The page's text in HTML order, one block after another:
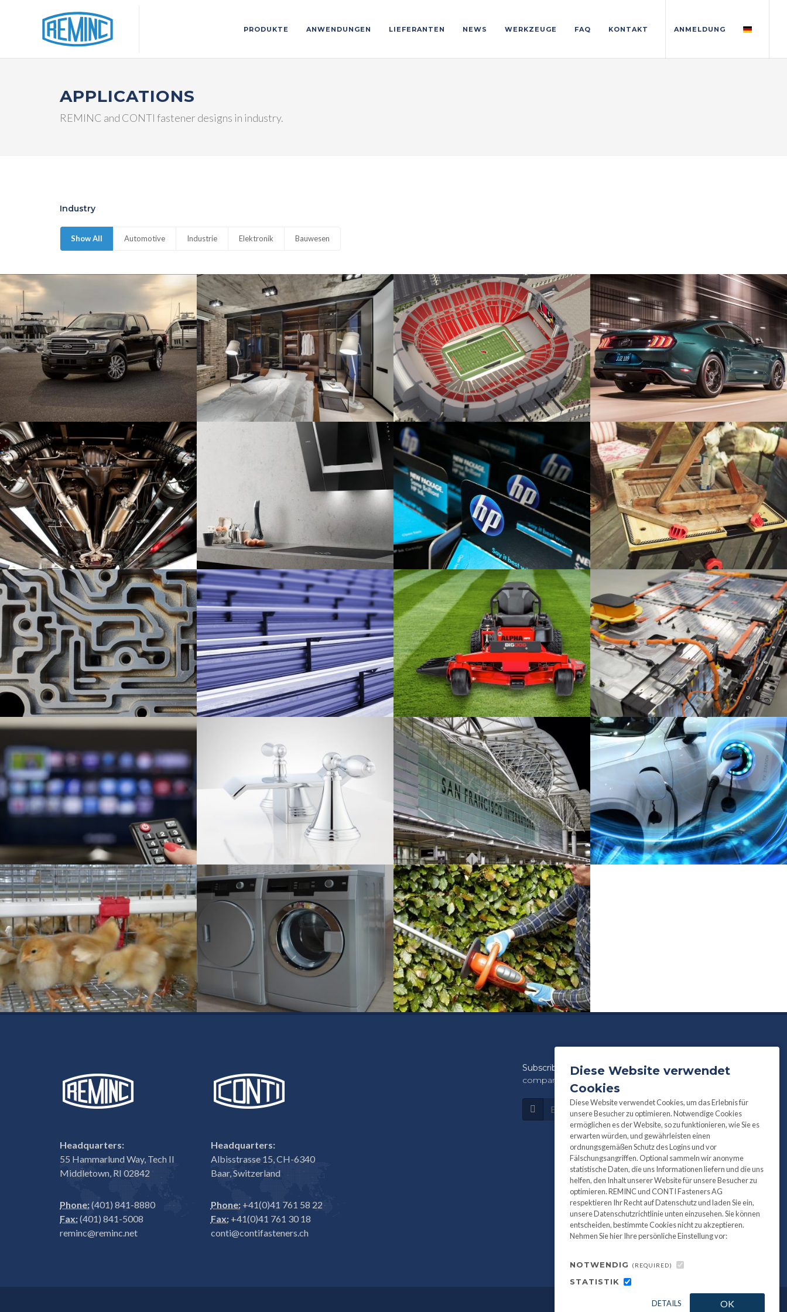
PRODUKTE ANWENDUNGEN LIEFERANTEN NEWS WERKZEUGE FAQ KONTAKT ANMELDUNG
APPLICATIONS
REMINC and CONTI fastener designs in industry.
Industry
Show All Automotive Industrie Elektronik Bauwesen
Leiterrahmenverschraubung beim Ford
F-150
Automotive
State Farm Stadium
Bauwesen
Ford – Erdungsverschraubung
Automotive
Antriebsstrangbefestigung
Automotive
Dunstabzugshauben für Küchen
Industrie
Drucker von Hewlett Packard
Elektronik
Black & Decker Workmate
Industrie
Threadforming in Light Alloy Castings
Automotive
Commerical Lawn Mowers
Industrie
LG Chem – Bordladegeräte für
Elektrofahrzeuge
Automotive
Hardware-Komponente für
Kabelfernsehen
Elektronik
Montage von Sanitärarmaturen
Industrie
San Francisco International Airport
Bauwesen
Headquarters:
55 Hammarlund Way, Tech II
Middletown, RI 02842
Phone:(401) 841-8880
Fax:(401) 841-5008
reminc@reminc.net
Headquarters:
Albisstrasse 15, CH-6340
Baar, Switzerland
Phone:+41(0)41 761 58 22
Fax:+41(0)41 761 30 18
conti@contifasteners.ch
Subscribe
to our newsletter for product and
company information:
Subscribe
Diese Website verwendet
Cookies
Diese Website verwendet Cookies, um das Erlebnis für
unsere Besucher zu optimieren. Notwendige Cookies
ermöglichen es der Website, so zu funktionieren, wie Sie es
erwarten würden, und gewährleisten einen
ordnungsgemäßen Schutz des Logins und vor
Fälschungsangriffen. Optional sammeln wir anonyme
statistische Daten, die uns Informationen liefern und die uns
helfen, den Inhalt unserer Website für unsere Besucher zu
optimieren. REMINC und CONTI Fasteners AG
respektieren Ihr Recht auf Datenschutz und laden Sie ein,
unsere Datenschutzrichtlinie unten einzusehen. Sie können
entscheiden, bestimmte Cookies nicht zu akzeptieren.
Nehmen Sie hier Ihre persönliche Einstellung vor:
NOTWENDIG (REQUIRED)
STATISTIK
DETAILS OK